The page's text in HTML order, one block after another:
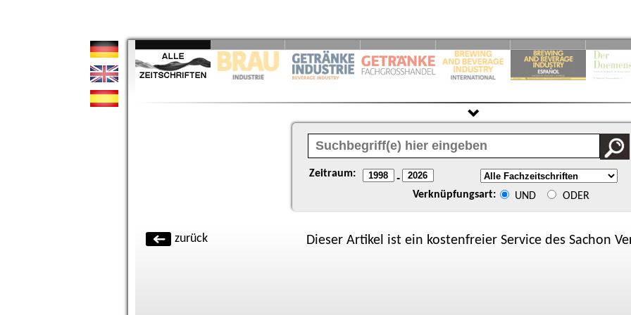
Zeitraum: -
Verknüpfungsart: UND ODER
zurück Dieser Artikel ist ein kostenfreier Service des Sachon